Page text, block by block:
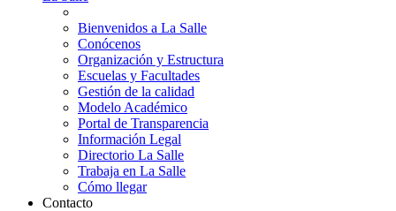
Bienvenidos a La Salle
Conócenos
Organización y Estructura
Escuelas y Facultades
Gestión de la calidad
Modelo Académico
Portal de Transparencia
Información Legal
Directorio La Salle
Trabaja en La Salle
Cómo llegar
Contacto